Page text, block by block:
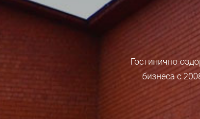
Гостинично-
бизнеса с